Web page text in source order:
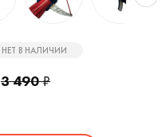
НЕТ В НАЛИЧИИ
3 490₽